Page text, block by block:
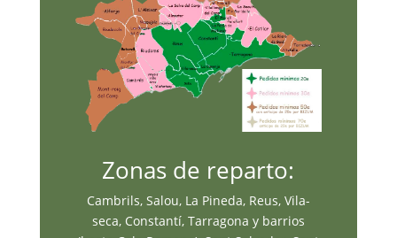
Zonas de reparto:
Cambrils, Salou, La Pineda, Reus, Vila-
seca, Constantí, Tarragona y barrios